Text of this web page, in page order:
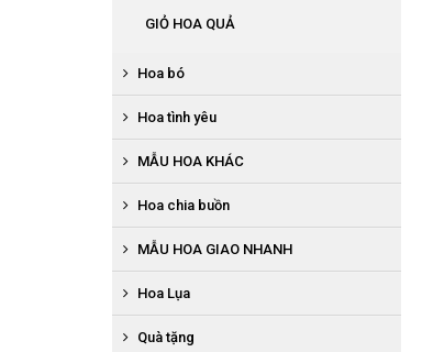
GIỎ HOA QUẢ
Hoa bó
BÓ HOA LỤA
BÓ HOA TỪ TIỀN
BÓ ĐỊA LAN
BÓ HOA SÁP
HOA BÓ HƯỚNG DƯƠNG
Hoa tình yêu
HOA SÁP
HỘP HOA LỤA TRÁI TIM
BÌNH, HỘP HỒNG ĐỎ
BÓ HỒNG ĐỎ
MẪU HOA KHÁC
HOA THEO MÙA
BỤC PHÁT BIỂU
XE HOA
HOA CHẠY VIỀN SÂN KHẤU
Hoa chia buồn
GIỎ HOA QUẢ
HOA ĐÁM HIẾU
HỘP HOA, GIỎ HOA CHIA BUỒN
MẪU HOA GIAO NHANH
SEN ĐÁ GIAO NHANH
HOA SÁP GIAO NHANH
Hoa Lụa
Quà tặng